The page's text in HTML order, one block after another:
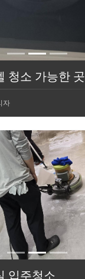
청소 가능한 곳
자
입주청소